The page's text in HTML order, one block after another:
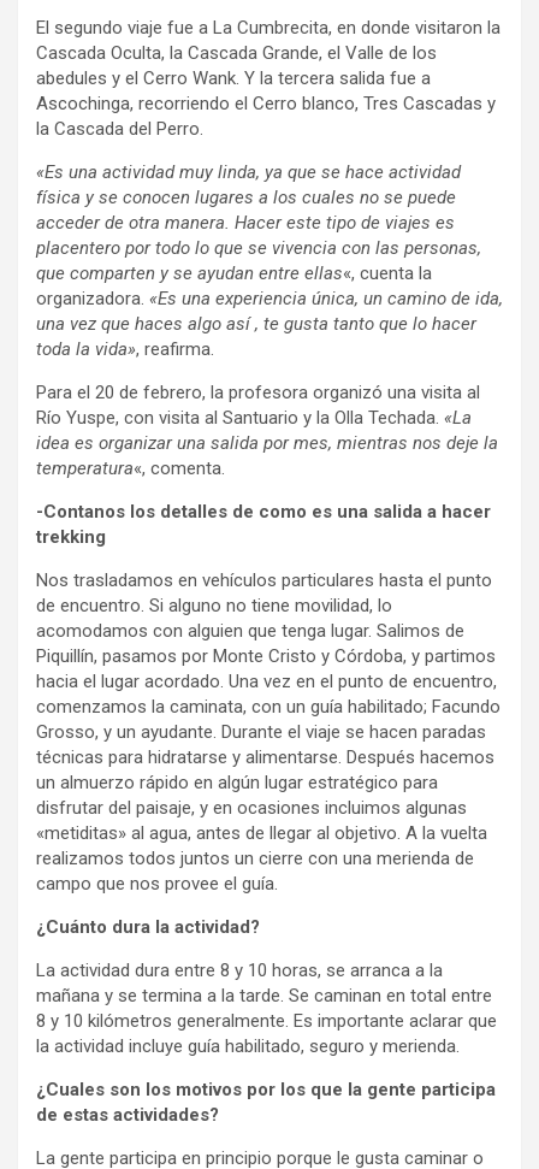
El segundo viaje fue a La Cumbrecita, en donde visitaron la
Cascada Oculta, la Cascada Grande, el Valle de los
abedules y el Cerro Wank. Y la tercera salida fue a
Ascochinga, recorriendo el Cerro blanco, Tres Cascadas y
la Cascada del Perro.
«Es una actividad muy linda, ya que se hace actividad
física y se conocen lugares a los cuales no se puede
acceder de otra manera. Hacer este tipo de viajes es
placentero por todo lo que se vivencia con las personas,
que comparten y se ayudan entre ellas«, cuenta la
organizadora. «Es una experiencia única, un camino de ida,
una vez que haces algo así , te gusta tanto que lo hacer
toda la vida», reafirma.
Para el 20 de febrero, la profesora organizó una visita al
Río Yuspe, con visita al Santuario y la Olla Techada. «La
idea es organizar una salida por mes, mientras nos deje la
temperatura«, comenta.
-Contanos los detalles de como es una salida a hacer
trekking
Nos trasladamos en vehículos particulares hasta el punto
de encuentro. Si alguno no tiene movilidad, lo
acomodamos con alguien que tenga lugar. Salimos de
Piquillín, pasamos por Monte Cristo y Córdoba, y partimos
hacia el lugar acordado. Una vez en el punto de encuentro,
comenzamos la caminata, con un guía habilitado; Facundo
Grosso, y un ayudante. Durante el viaje se hacen paradas
técnicas para hidratarse y alimentarse. Después hacemos
un almuerzo rápido en algún lugar estratégico para
disfrutar del paisaje, y en ocasiones incluimos algunas
«metiditas» al agua, antes de llegar al objetivo. A la vuelta
realizamos todos juntos un cierre con una merienda de
campo que nos provee el guía.
¿Cuánto dura la actividad?
La actividad dura entre 8 y 10 horas, se arranca a la
mañana y se termina a la tarde. Se caminan en total entre
8 y 10 kilómetros generalmente. Es importante aclarar que
la actividad incluye guía habilitado, seguro y merienda.
¿Cuales son los motivos por los que la gente participa
de estas actividades?
La gente participa en principio porque le gusta caminar o